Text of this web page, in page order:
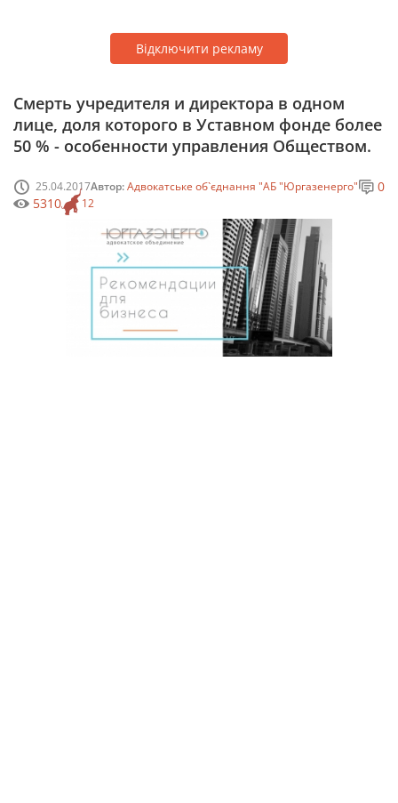
Відключити рекламу
Смерть учредителя и директора в одном
лице, доля которого в Уставном фонде более
50 % - особенности управления Обществом.
25.04.2017Автор:Адвокатське об`єднання "АБ "Юргазенерго"
12
0
5310